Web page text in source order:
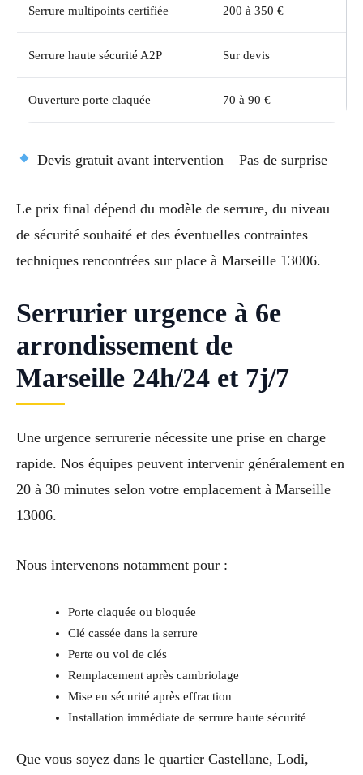
Serrure multipoints certifiée 200 à 350 €
Serrure haute sécurité A2P Sur devis
Ouverture porte claquée 70 à 90 €
Devis gratuit avant intervention – Pas de surprise
Le prix final dépend du modèle de serrure, du niveau
de sécurité souhaité et des éventuelles contraintes
techniques rencontrées sur place à Marseille 13006.
Serrurier urgence à 6e
arrondissement de
Marseille 24h/24 et 7j/7
Une urgence serrurerie nécessite une prise en charge
rapide. Nos équipes peuvent intervenir généralement en
20 à 30 minutes selon votre emplacement à Marseille
13006.
Nous intervenons notamment pour :
Porte claquée ou bloquée
Clé cassée dans la serrure
Perte ou vol de clés
Remplacement après cambriolage
Mise en sécurité après effraction
Installation immédiate de serrure haute sécurité
Que vous soyez dans le quartier Castellane, Lodi,